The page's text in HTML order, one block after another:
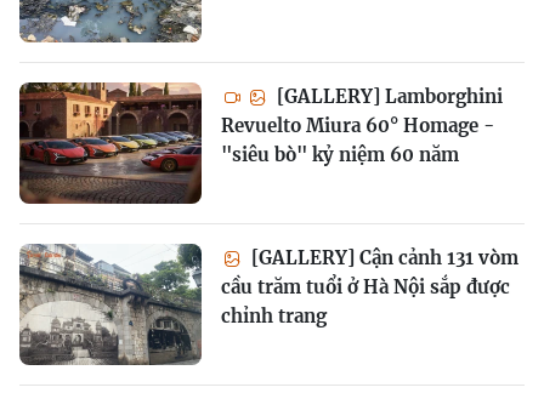
[GALLERY] Lamborghini
Revuelto Miura 60° Homage -
"siêu bò" kỷ niệm 60 năm
[GALLERY] Cận cảnh 131 vòm
cầu trăm tuổi ở Hà Nội sắp được
chỉnh trang